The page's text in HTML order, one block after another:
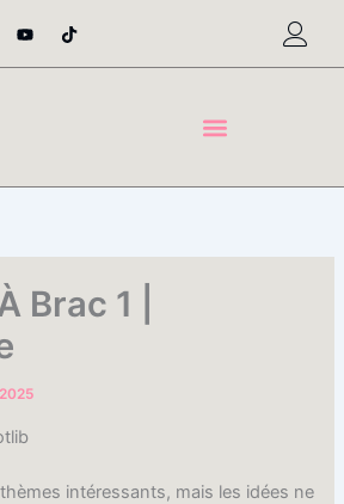
Y
o
t
T
i
t
Brac 1 |
thèmes intéressants, mais les idées ne